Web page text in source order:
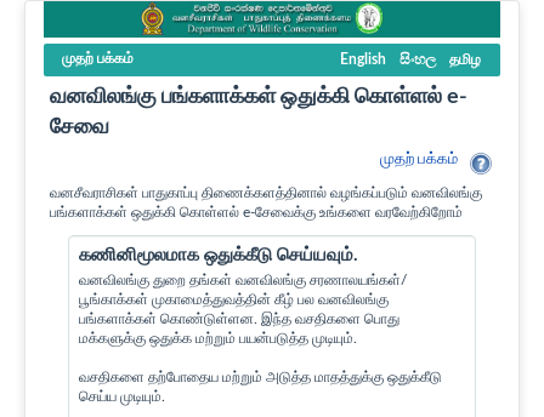
முதற் பக்கம் English සිංහල தமிழ
வனவிலங்கு பங்களாக்கள் ஒதுக்கி கொள்ளல் e-
சேவை
முதற் பக்கம்
வனசீவராசிகள் பாதுகாப்பு திணைக்களத்தினால் வழங்கப்படும் வனவிலங்கு
பங்களாக்கள் ஒதுக்கி கொள்ளல் e-சேவைக்கு உங்களை வரவேற்கிறோம்
கணினிமூலமாக ஒதுக்கீடு செய்யவும்.
வனவிலங்கு துறை தங்கள் வனவிலங்கு சரணாலயங்கள்/
பூங்காக்கள் முகாமைத்துவத்தின் கீழ் பல வனவிலங்கு
பங்களாக்கள் கொண்டுள்ளன. இந்த வசதிகளை பொது
மக்களுக்கு ஒதுக்க மற்றும் பயன்படுத்த முடியும்.
வசதிகளை தற்போதைய மற்றும் அடுத்த மாதத்துக்கு ஒதுக்கீடு
செய்ய முடியும்.